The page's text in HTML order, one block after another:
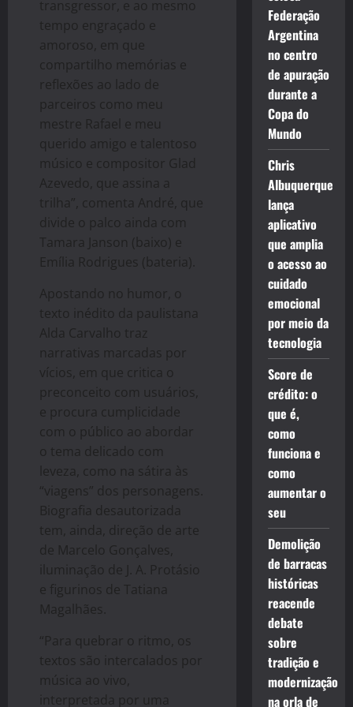
transgressor, e ao mesmo
tempo engraçado e
amoroso, em que
compartilho memórias e
reflexões ao lado de
parceiros como meu
mestre Rafael e meu
querido amigo e talentoso
músico e compositor Glad
Azevedo, que assina a
trilha”, comenta André, que
divide o palco ainda com
Tamara Janson (baixo) e
Emília Rodrigues (bateria).
Apostando no humor, o
texto inédito da paulistana
Alda Carvalho traz
narrativas marcadas por
vícios, em que critica o
preconceito com usuários,
e procura cumplicidade
com o público ao abordar
o tema delicado com
leveza, como na sátira às
“viagens” dos personagens.
Biografia desautorizada
tem, ainda, direção de arte
de Marcelo Gonçalves,
iluminação de J. A. Protásio
e figurinos de Tatiana
Magalhães.
“Para quebrar o ritmo, os
textos são intercalados por
música ao vivo,
interpretada por uma
Federação
Argentina
no centro
de apuração
durante a
Copa do
Mundo
Chris
Albuquerque
lança
aplicativo
que amplia
o acesso ao
cuidado
emocional
por meio da
tecnologia
Score de
crédito: o
que é,
como
funciona e
como
aumentar o
seu
Demolição
de barracas
históricas
reacende
debate
sobre
tradição e
modernização
na orla de